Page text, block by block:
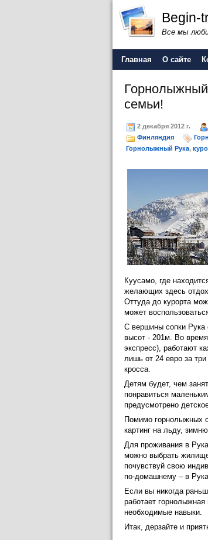
Begin-
Все мы
Главная О сайте
Горнолыжный
семьи!
2 декабря 2012 г.
Финляндия
Горнолыжный Рука,
Куусамо, где
желающих здесь
Оттуда до курорта
может
С вершины сопки Рука
высот - 201м. Во
экспресс), работают
лишь от 24 евро за
кросса.
Детям будет, чем
понравиться
предусмотрено
Помимо горнолыжных
картинг на льду,
Для проживания в
можно выбрать
почувствуй свою
по-домашнему – в
Если вы никогда
работает
необходимые навыки.
Итак, дерзайте и